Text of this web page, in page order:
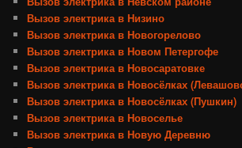
Вызов электрика в Низино
Вызов электрика в Новогорелово
Вызов электрика в Новом Петергофе
Вызов электрика в Новосаратовке
Вызов электрика в Новосёлках
Вызов электрика в Новосёлках (Пушкин)
Вызов электрика в Новоселье
Вызов электрика в Новую Деревню